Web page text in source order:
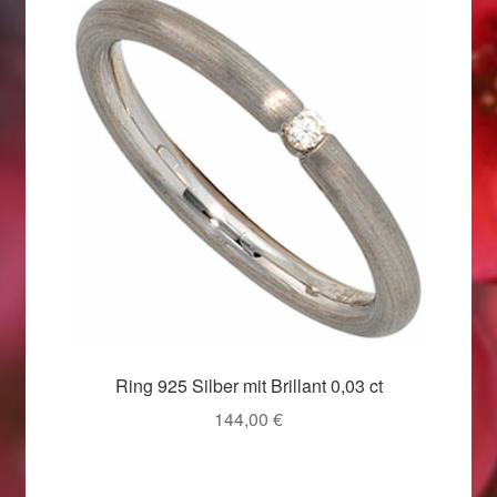
Valentinstag 2016
Valentinstag Geschenke
Vertrag widerrufen
Weihnachtsangebote 2017
Ring 925 Silber mit Brillant 0,03 ct
144,00 €